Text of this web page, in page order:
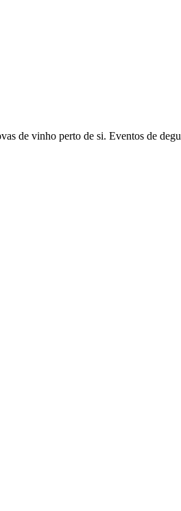
de vinho perto de si. Eventos de